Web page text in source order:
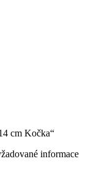
cm Kočka“
informace